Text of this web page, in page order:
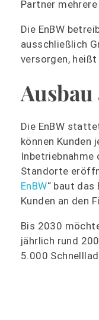
Partner
Die EnBW
ausschließlich
versorgen, heißt
Die EnBW
können Kunden
Inbetriebnahme
Standorte
EnBW“ baut
Kunden an den
Bis 2030
jährlich rund
5.000